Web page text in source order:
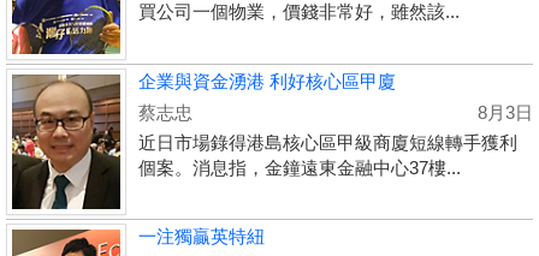
買公司一個物業，價錢非常好，雖然該...
企業與資金湧港 利好核心區甲廈
蔡志忠
8月3日
近日市場錄得港島核心區甲級商廈短線轉手獲利
個案。消息指，金鐘遠東金融中心37樓...
一注獨贏英特紐